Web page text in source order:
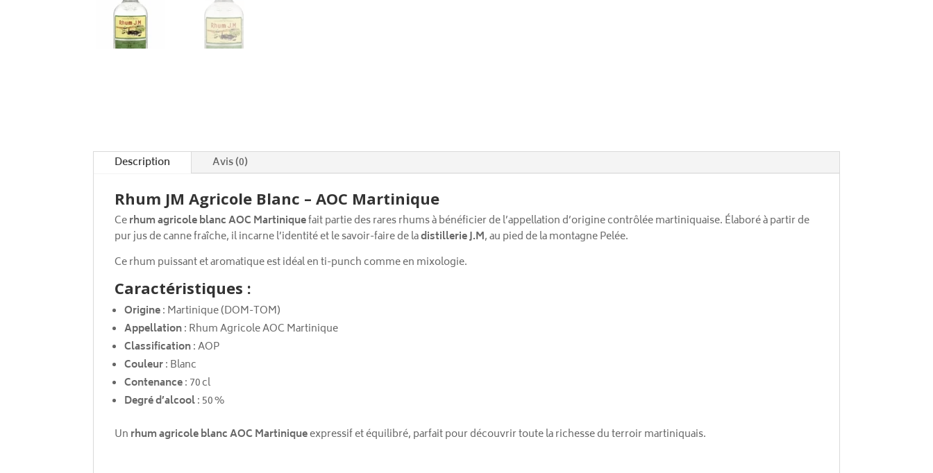
Description Avis (0)
Rhum JM Agricole Blanc – AOC Martinique
Cerhum agricole blanc AOC Martiniquefait partie des rares rhums à bénéficier de l’appellation d’origine contrôlée martiniquaise. Élaboré à partir de
pur jus de canne fraîche, il incarne l’identité et le savoir-faire de ladistillerie J.M, au pied de la montagne Pelée.
Ce rhum puissant et aromatique est idéal en ti-punch comme en mixologie.
Caractéristiques :
Origine: Martinique (DOM-TOM)
Appellation: Rhum Agricole AOC Martinique
Classification: AOP
Couleur: Blanc
Contenance: 70 cl
Degré d’alcool: 50 %
Un rhum agricole blanc AOC Martiniqueexpressif et équilibré, parfait pour découvrir toute la richesse du terroir martiniquais.